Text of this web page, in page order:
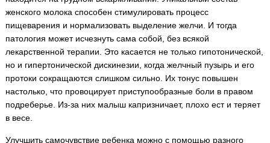
женского молока способен стимулировать процесс
пищеварения и нормализовать выделение желчи. И тогда
патология может исчезнуть сама собой, без всякой
лекарственной терапии. Это касается не только гипотонической,
но и гипертонической дискинезии, когда желчный пузырь и его
протоки сокращаются слишком сильно. Их тонус повышен
настолько, что провоцирует приступообразные боли в правом
подреберье. Из-за них малыш капризничает, плохо ест и теряет
в весе.
Улучшить самочувствие ребенка можно с помощью разного